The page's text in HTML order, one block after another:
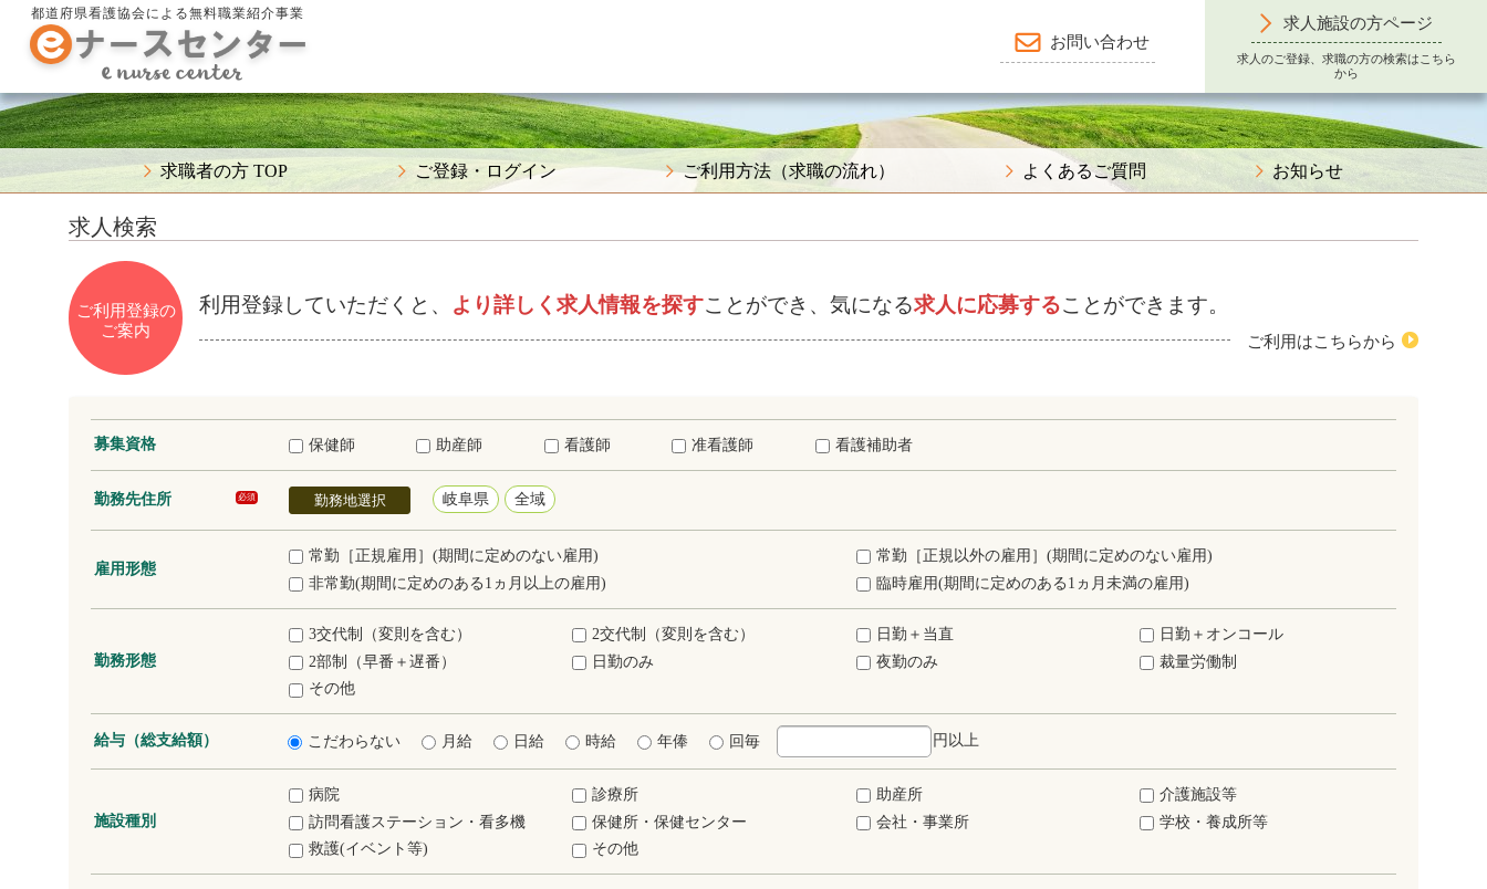
都道府県看護協会による無料職業紹介事業
お問い合わせ
求人施設の方ページ
求人のご登録、求職の方の検索はこちら
から
求職者の方 TOP ご登録・ログイン ご利用方法（求職の流れ） よくあるご質問 お知らせ
求人検索
ご利用登録の
ご案内
利用登録していただくと、 より詳しく求人情報を探すことができ、気になる求人に応募することができます。
ご利用はこちらから
募集資格 保健師 助産師 看護師 准看護師 看護補助者
勤務先住所 必須 勤務地選択 岐阜県 全域
雇用形態
常勤［正規雇用］(期間に定めのない雇用)
常勤［正規以外の雇用］(期間に定めのない雇用)
非常勤(期間に定めのある1ヵ月以上の雇用)
臨時雇用(期間に定めのある1ヵ月未満の雇用)
勤務形態
3交代制（変則を含む） 2交代制（変則を含む） 日勤＋当直
日勤＋オンコール
2部制（早番＋遅番）
日勤のみ 夜勤のみ
裁量労働制
その他
給与（総支給額） こだわらない 月給 日給 時給 年俸 回毎 円以上
施設種別
病院 診療所 助産所
介護施設等
訪問看護ステーション・看多機
保健所・保健センター 会社・事業所
学校・養成所等
救護(イベント等)
その他